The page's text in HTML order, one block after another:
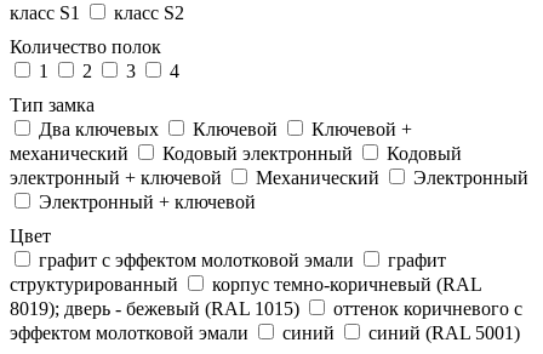
класс S1
класс S2
Количество полок
1
2 3
4
Тип замка
Два ключевых
Ключевой
Ключевой +
механический
Кодовый электронный
Кодовый
электронный + ключевой
Механический
Электронный
Электронный + ключевой
Цвет
графит с эффектом молотковой эмали
графит
структурированный
корпус темно-коричневый (RAL
8019); дверь - бежевый (RAL 1015)
оттенок коричневого с
эффектом молотковой эмали
синий
синий (RAL 5001)